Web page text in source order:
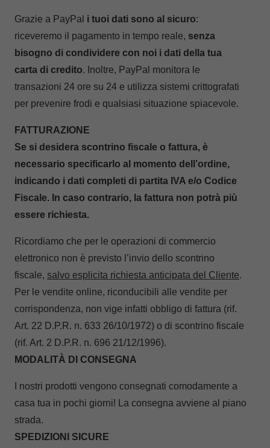
Grazie a PayPal i tuoi dati sono al sicuro:
riceveremo il pagamento in tempo reale, senza
bisogno di condividere con noi i dati della tua
carta di credito. Inoltre, PayPal monitora le
transazioni 24 ore su 24 e utilizza sistemi crittografati
per prevenire frodi e qualsiasi situazione spiacevole.
FATTURAZIONE
Se si desidera scontrino fiscale o fattura, è
necessario specificarlo al momento dell’ordine,
indicando i dati completi di partita IVA e/o Codice
Fiscale. In caso contrario, la fattura non potrà più
essere richiesta.
Ricordiamo che per le operazioni di commercio
elettronico non è previsto l’invio dello scontrino
fiscale, salvo esplicita richiesta anticipata del Cliente.
Per le vendite online, riconducibili alle vendite per
corrispondenza, non vige infatti obbligo di fattura (rif.
Art. 22 D.P.R. n. 633 26/10/1972) o di scontrino fiscale
(rif. Art. 2 D.P.R. n. 696 21/12/1996).
MODALITÀ DI CONSEGNA
I nostri prodotti vengono consegnati comodamente a
casa tua in pochi giorni! La consegna avviene al piano
strada.
SPEDIZIONI SICURE